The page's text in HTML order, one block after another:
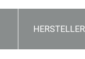
HERSTELLER